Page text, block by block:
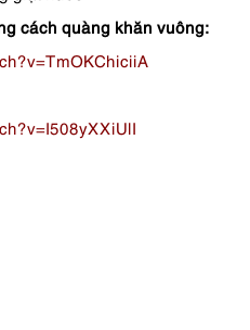
cách quàng khăn vuông: